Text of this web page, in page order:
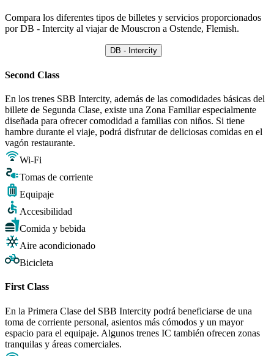
Compara los diferentes tipos de billetes y servicios proporcionados
por DB - Intercity al viajar de Mouscron a Ostende, Flemish.
DB - Intercity
Second Class
En los trenes SBB Intercity, además de las comodidades básicas del
billete de Segunda Clase, existe una Zona Familiar especialmente
diseñada para ofrecer comodidad a familias con niños. Si tiene
hambre durante el viaje, podrá disfrutar de deliciosas comidas en el
vagón restaurante.
Wi-Fi
Tomas de corriente
Equipaje
Accesibilidad
Comida y bebida
Aire acondicionado
Bicicleta
First Class
En la Primera Clase del SBB Intercity podrá beneficiarse de una
toma de corriente personal, asientos más cómodos y un mayor
espacio para el equipaje. Algunos trenes IC también ofrecen zonas
tranquilas y áreas comerciales.